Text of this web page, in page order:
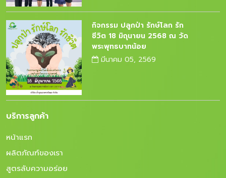
กิจกรรม ปลูกป่า รักษ์โลก รัก
ชีวิต 18 มิถุนายน 2568 ณ วัด
พระพุทธบาทน้อย
มีนาคม 05, 2569
บริการลูกค้า
หน้าแรก
ผลิตภัณฑ์ของเรา
สูตรลับความอร่อย